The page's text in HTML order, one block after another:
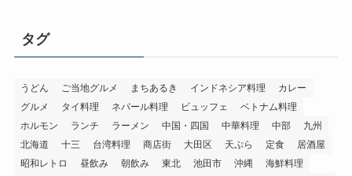
タグ
うどん ご当地グルメ まちあるき インドネシア料理
カレー
グルメ
タイ料理 ネパール料理 ビュッフェ
ベトナム料理
ホルモン
ランチ ラーメン 中国・四国 中華料理 中部
九州
北海道
十三 台湾料理 商店街 大田区 天ぷら 定食
居酒屋
昭和レトロ
昼飲み 朝飲み 東北 池田市 沖縄
海鮮料理